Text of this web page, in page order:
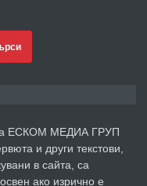
преди 2 години
на ЕСКОМ МЕДИА ГРУП
и други текстови,
в сайта, са
ако изрично е